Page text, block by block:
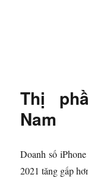
Thị
Nam
Doanh số
2021 tăng gấp